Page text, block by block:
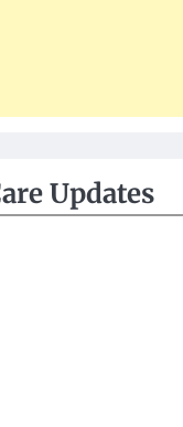
Updates